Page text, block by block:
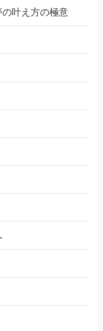
叶え方の極意